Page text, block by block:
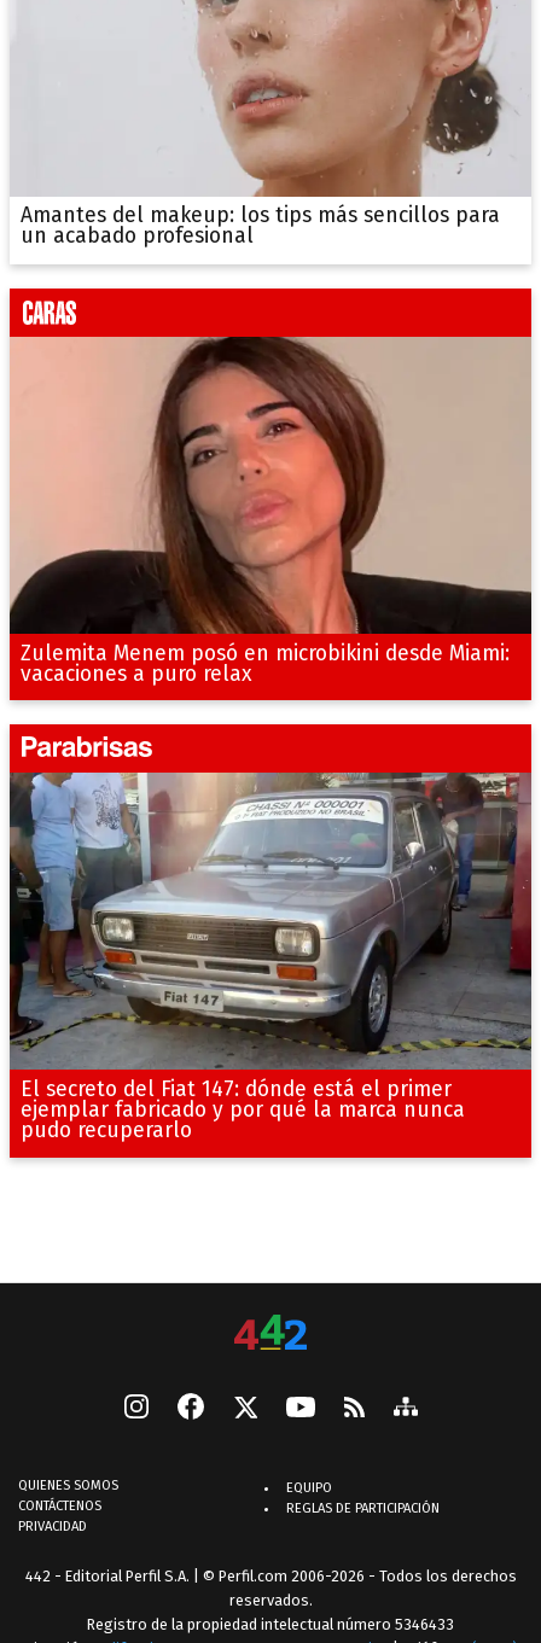
Amantes del makeup: los tips más sencillos para
un acabado profesional
Zulemita Menem posó en microbikini desde Miami:
vacaciones a puro relax
El secreto del Fiat 147: dónde está el primer
ejemplar fabricado y por qué la marca nunca
pudo recuperarlo
QUIENES SOMOS
CONTÁCTENOS
PRIVACIDAD
EQUIPO
REGLAS DE PARTICIPACIÓN
442 - Editorial Perfil S.A. | © Perfil.com 2006-2026 - Todos los derechos
reservados.
Registro de la propiedad intelectual número 5346433